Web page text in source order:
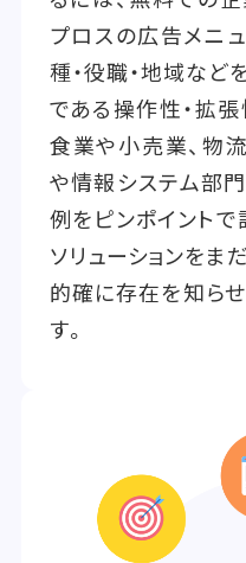
プロスの広告メニ
種・役職・地域など
である操作性・拡張
食業や小売業、物
や情報システム部
例をピンポイント
ソリューションをま
的確に存在を知ら
す。